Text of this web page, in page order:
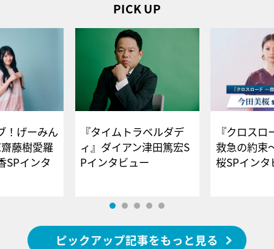
PICK UP
！げーみん
藤樹愛羅
SPインタ
『タイムトラベルダデ
ィ』ダイアン津田篤宏S
Pインタビュー
『クロス
救急の約束
桜SPイ
ピックアップ記事をもっと見る